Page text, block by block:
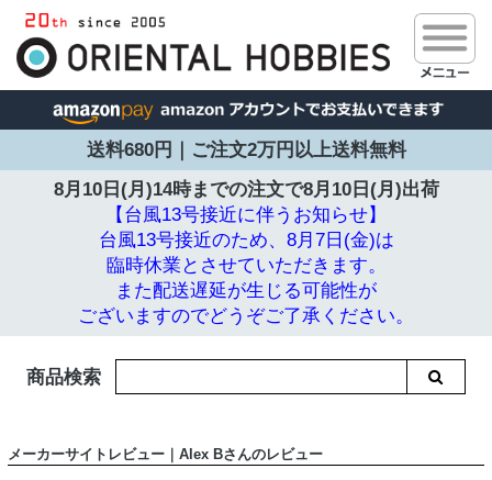
送料680円｜ご注文2万円以上送料無料
8月10日(月)14時までの注文で8月10日(月)出荷
【台風13号接近に伴うお知らせ】
台風13号接近のため、8月7日(金)は
臨時休業とさせていただきます。
また配送遅延が生じる可能性が
ございますのでどうぞご了承ください。
商品検索
メーカーサイトレビュー｜Alex Bさんのレビュー